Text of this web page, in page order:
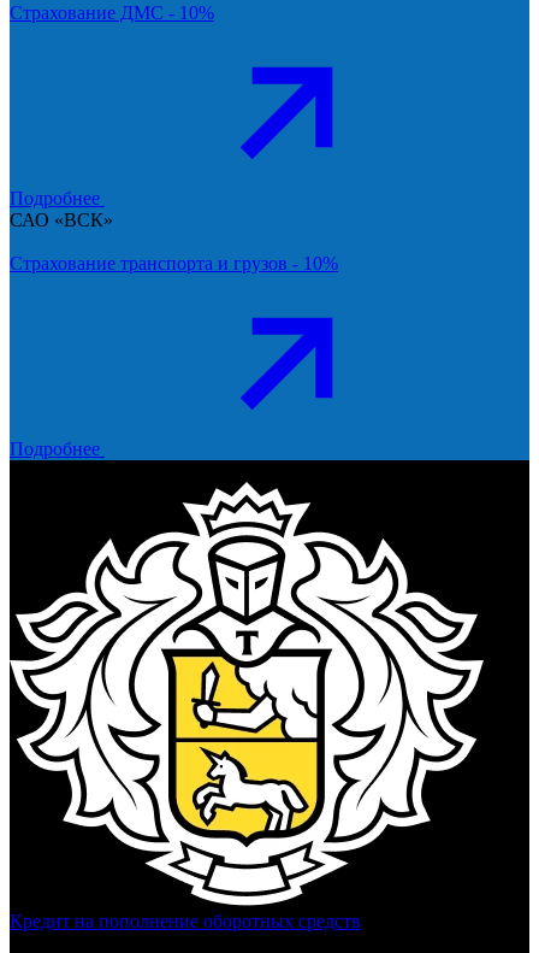
Страхование ДМС - 10%
Подробнее
САО «ВСК»
Страхование транспорта и грузов - 10%
Подробнее
Кредит на пополнение оборотных средств